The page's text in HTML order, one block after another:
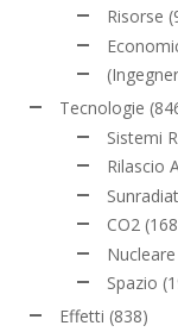
Risorse
Tecnologie
Sistemi
Rilascio
CO2
Nucleare
Spazio
Effetti (838)